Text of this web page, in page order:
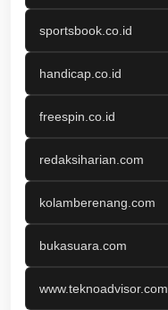
sportsbook.co.id
handicap.co.id
freespin.co.id
redaksiharian.com
kolamberenang.com
bukasuara.com
www.teknoadvisor.com